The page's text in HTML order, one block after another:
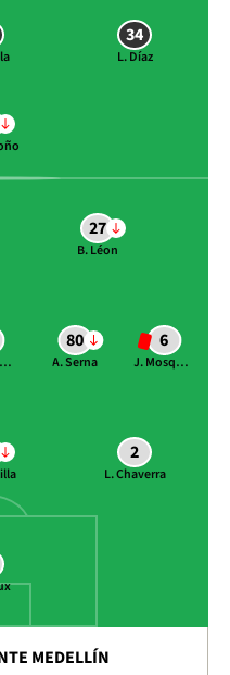
34
L. Díaz
2
L. Chaverra
6
J. Mosquera
80
A. Serna
H. Martínez
27
B. Léon
MEDELLÍN